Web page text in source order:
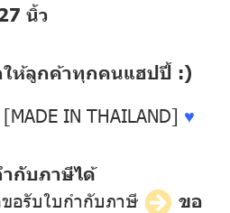
นิ้ว
ให้ลูกค้าทุกคนแฮปปี้ :)
IN THAILAND] ♥
กับภาษีได้
อรับใบกำกับภาษี
ขอ